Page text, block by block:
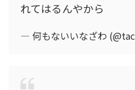
れてはるんやから
— 何もないいなざわ